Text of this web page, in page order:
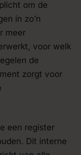
om de
in zo’n
meer
voor welk
de
zorgt voor
een register
Dit interne